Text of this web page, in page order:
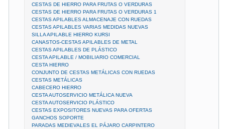
CESTAS DE HIERRO PARA FRUTAS O VERDURAS
CESTAS DE HIERRO PARA FRUTAS O VERDURAS 1
CESTAS APILABLES ALMACENAJE CON RUEDAS
CESTAS APILABLES VARIAS MEDIDAS NUEVAS
SILLA APILABLE HIERRO KURSI
CANASTOS-CESTAS APILABLES DE METAL
CESTAS APILABLES DE PLÁSTICO
CESTA APILABLE / MOBILIARIO COMERCIAL
CESTA HIERRO
CONJUNTO DE CESTAS METÁLICAS CON RUEDAS
CESTAS METÁLICAS
CABECERO HIERRO
CESTA AUTOSERVICIO METÁLICA NUEVA
CESTA AUTOSERVICIO PLÁSTICO
CESTAS EXPOSITORES NUEVAS PARA OFERTAS
GANCHOS SOPORTE
PARADAS MEDIEVALES EL PÁJARO CARPINTERO